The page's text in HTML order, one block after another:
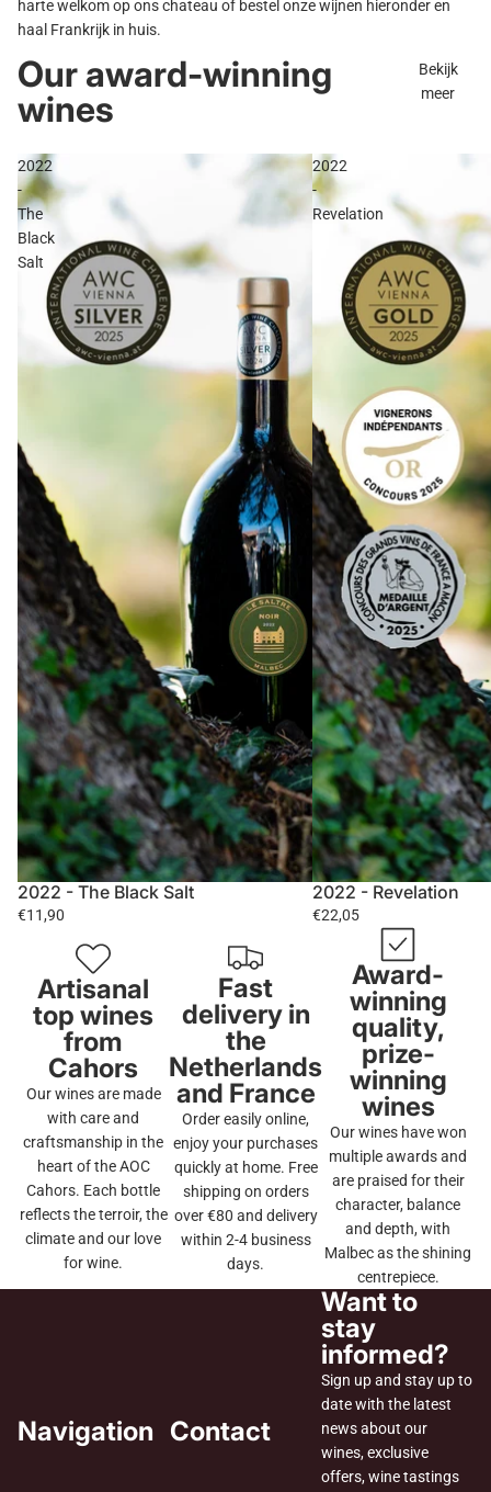
harte welkom op ons chateau of bestel onze wijnen hieronder en
haal Frankrijk in huis.
Our award-winning
wines
Bekijk
meer
2022
-
The
Black
Salt
2022 - The Black Salt
€11,90
2022
-
Revelation
2022 - Revelation
€22,05
Artisanal
top wines
from
Cahors
Our wines are made
with care and
craftsmanship in the
heart of the AOC
Cahors. Each bottle
reflects the terroir, the
climate and our love
for wine.
Fast
delivery in
the
Netherlands
and France
Order easily online,
enjoy your purchases
quickly at home. Free
shipping on orders
over €80 and delivery
within 2-4 business
days.
Award-
winning
quality,
prize-
winning
wines
Our wines have won
multiple awards and
are praised for their
character, balance
and depth, with
Malbec as the shining
centrepiece.
Navigation Contact
Want to
stay
informed?
Sign up and stay up to
date with the latest
news about our
wines, exclusive
offers, wine tastings